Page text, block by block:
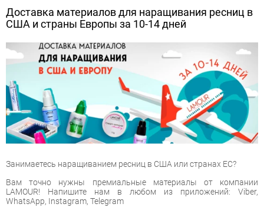
Доставка материалов для наращивания ресниц в
США и страны Европы за 10-14 дней
Занимаетесь наращиванием ресниц в США или странах ЕС?
Вам точно нужны премиальные материалы от компании
LAMOUR! Напишите нам в любом из приложений: Viber,
WhatsApp, Instagram, Telegram